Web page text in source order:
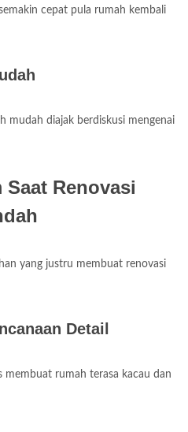
cepat pula rumah kembali
mudah diajak berdiskusi mengenai
Saat Renovasi
yang justru membuat renovasi
Detail
membuat rumah terasa kacau dan